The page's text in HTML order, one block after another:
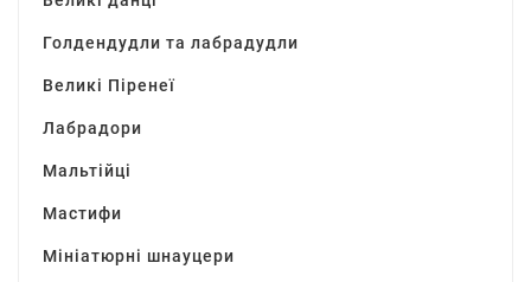
Голдендудли та лабрадудли
Великі Піренеї
Лабрадори
Мальтійці
Мастифи
Мініатюрні шнауцери